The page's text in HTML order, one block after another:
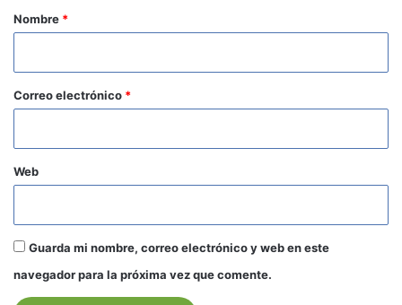
r
o
*
Nombre *
Correo electrónico *
Web
Guarda mi nombre, correo electrónico y web en este
navegador para la próxima vez que comente.